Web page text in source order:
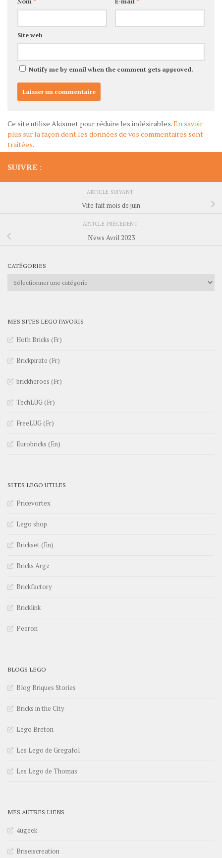
Site web
Notify me by email when the comment gets approved.
Ce site utilise Akismet pour réduire les indésirables.En savoir
plus sur la façon dont les données de vos commentaires sont
traitées.
SUIVRE :
ARTICLE SUIVANT
Vite fait mois de juin
ARTICLE PRÉCÉDENT
News Avril 2023
CATÉGORIES
Catégories
MES SITES LEGO FAVORIS
Hoth Bricks (Fr)
Brickpirate (Fr)
brickheroes (Fr)
TechLUG (Fr)
FreeLUG (Fr)
Eurobricks (En)
SITES LEGO UTILES
Pricevortex
Lego shop
Brickset (En)
Bricks Argz
Brickfactory
Bricklink
Peeron
BLOGS LEGO
Blog Briques Stories
Bricks in the City
Lego Breton
Les Lego de Gregafol
Les Lego de Thomas
MES AUTRES LIENS
4ugeek
Briseiscreation